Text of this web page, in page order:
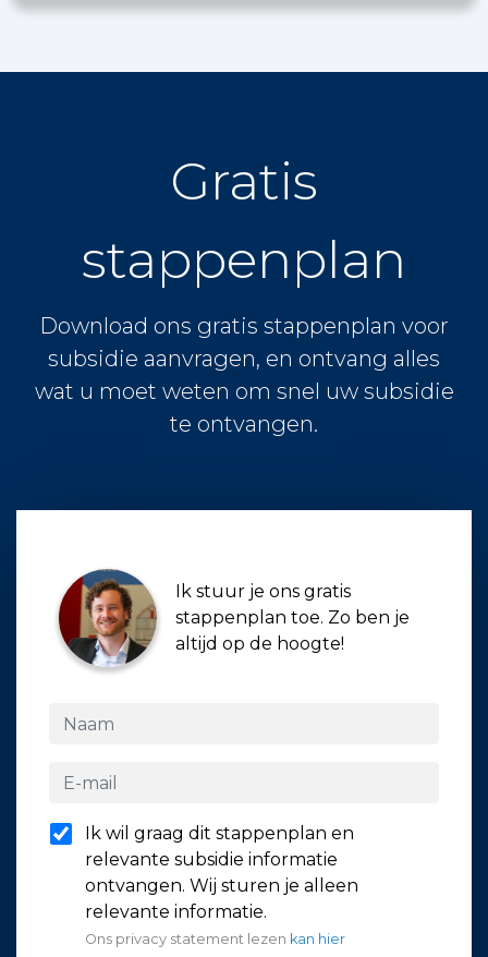
Gratis
stappenplan
Download ons gratis stappenplan voor
subsidie aanvragen, en ontvang alles
wat u moet weten om snel uw subsidie
te ontvangen.
Ik stuur je ons gratis
stappenplan toe. Zo ben je
altijd op de hoogte!
Ik wil graag dit stappenplan en
relevante subsidie informatie
ontvangen. Wij sturen je alleen
relevante informatie.
Ons privacy statement lezen kan hier